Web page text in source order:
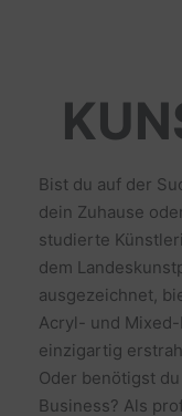
Bist du auf der
dein Zuhause
studierte
dem
ausgezeichnet,
Acryl- und
einzigartig
Oder benötigst
Business? Als